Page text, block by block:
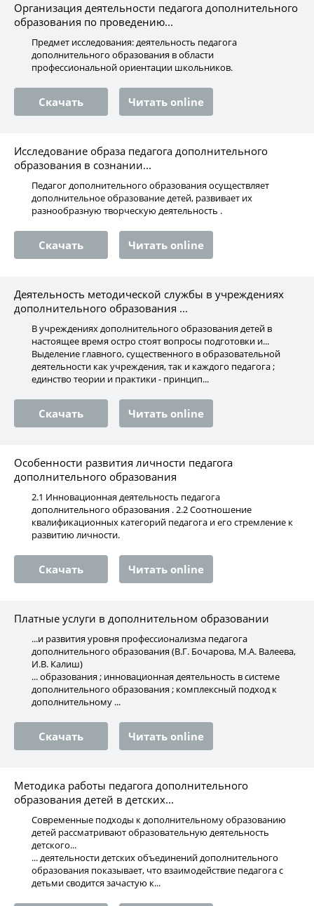
Организация деятельности педагога дополнительного
образования по проведению...
Предмет исследования: деятельность педагога
дополнительного образования в области
профессиональной ориентации школьников.
Скачать Читать online
Исследование образа педагога дополнительного
образования в сознании...
Педагог дополнительного образования осуществляет
дополнительное образование детей, развивает их
разнообразную творческую деятельность .
Скачать Читать online
Деятельность методической службы в учреждениях
дополнительного образования ...
В учреждениях дополнительного образования детей в
настоящее время остро стоят вопросы подготовки и...
Выделение главного, существенного в образовательной
деятельности как учреждения, так и каждого педагога ;
единство теории и практики - принцип...
Скачать Читать online
Особенности развития личности педагога
дополнительного образования
2.1 Инновационная деятельность педагога
дополнительного образования . 2.2 Соотношение
квалификационных категорий педагога и его стремление к
развитию личности.
Скачать Читать online
Платные услуги в дополнительном образовании
...и развития уровня профессионализма педагога
дополнительного образования (В.Г. Бочарова, М.А. Валеева,
И.В. Калиш)
... образования ; инновационная деятельность в системе
дополнительного образования ; комплексный подход к
дополнительному ...
Скачать Читать online
Методика работы педагога дополнительного
образования детей в детских...
Современные подходы к дополнительному образованию
детей рассматривают образовательную деятельность
детского...
... деятельности детских объединений дополнительного
образования показывает, что взаимодействие педагога с
детьми сводится зачастую к...